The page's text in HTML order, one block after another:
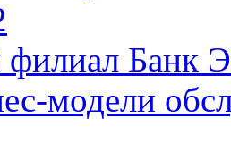
Банк
модели